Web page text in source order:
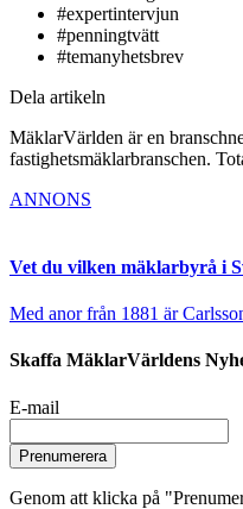
#expertintervjun
#penningtvätt
#temanyhetsbrev
Dela artikeln
MäklarVärlden är en
fastighetsmäklarbranschen.
ANNONS
Vet du vilken mäklarbyrå i
Med anor från 1881 är
Skaffa MäklarVärldens
E-mail
Prenumerera
Genom att klicka på